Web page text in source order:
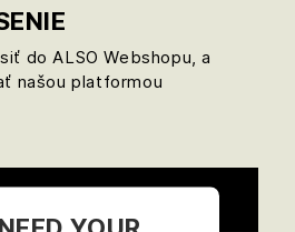
CMP to add this
list of technologies
used.
do ALSO Webshopu, a
našou platformou